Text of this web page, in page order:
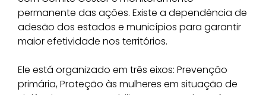
permanente das ações. Existe a dependência de
adesão dos estados e municípios para garantir
maior efetividade nos territórios.
Ele está organizado em três eixos: Prevenção
primária, Proteção às mulheres em situação de